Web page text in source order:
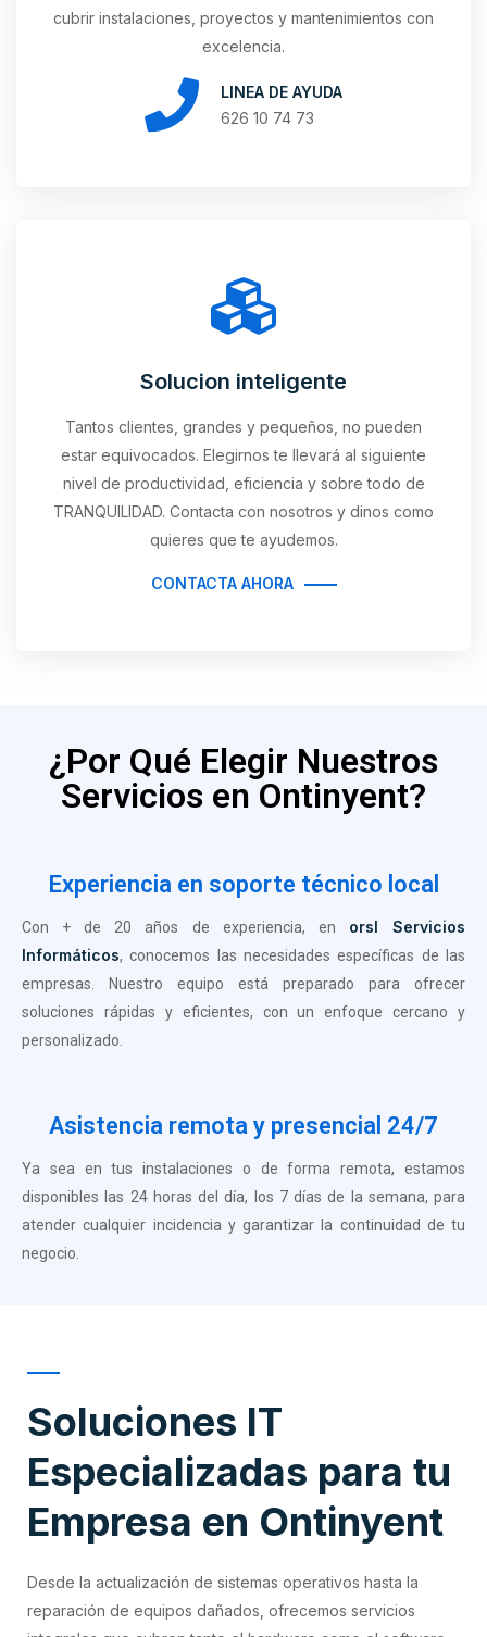
cubrir instalaciones, proyectos y mantenimientos con
excelencia.
LINEA DE AYUDA
626 10 74 73
Solucion inteligente
Tantos clientes, grandes y pequeños, no pueden
estar equivocados. Elegirnos te llevará al siguiente
nivel de productividad, eficiencia y sobre todo de
TRANQUILIDAD. Contacta con nosotros y dinos como
quieres que te ayudemos.
CONTACTA AHORA
¿Por Qué Elegir Nuestros
Servicios en Ontinyent?
Experiencia en soporte técnico local
Con + de 20 años de experiencia, en orsl Servicios
Informáticos, conocemos las necesidades específicas de las
empresas. Nuestro equipo está preparado para ofrecer
soluciones rápidas y eficientes, con un enfoque cercano y
personalizado.
Asistencia remota y presencial 24/7
Ya sea en tus instalaciones o de forma remota, estamos
disponibles las 24 horas del día, los 7 días de la semana, para
atender cualquier incidencia y garantizar la continuidad de tu
negocio.
Soluciones IT
Especializadas para tu
Empresa en Ontinyent
Desde la actualización de sistemas operativos hasta la
reparación de equipos dañados, ofrecemos servicios